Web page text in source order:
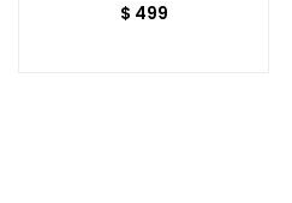
$ 499